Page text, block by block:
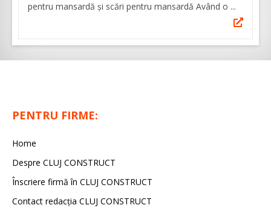
pentru mansardă şi scări pentru mansardă Având o ...
PENTRU FIRME:
Home
Despre CLUJ CONSTRUCT
Înscriere firmă în CLUJ CONSTRUCT
Contact redacția CLUJ CONSTRUCT